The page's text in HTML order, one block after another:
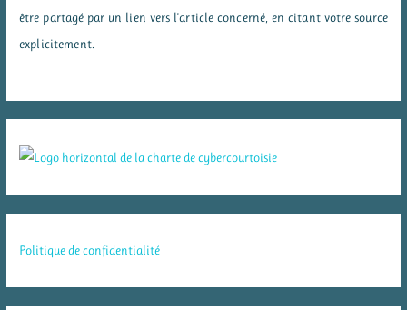
être partagé par un lien vers l'article concerné, en citant votre source
explicitement.
Politique de confidentialité